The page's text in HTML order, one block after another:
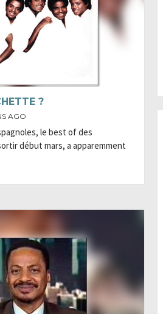
?
AGO
le best of des
début mars, a apparemment